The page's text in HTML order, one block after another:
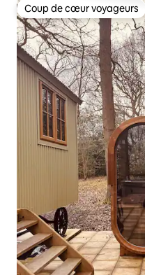
Coup de cœur voyageurs
Coup de cœur voyageurs